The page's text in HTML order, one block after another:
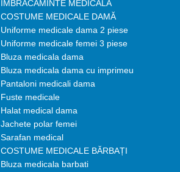
IMBRACAMINTE MEDICALA
COSTUME MEDICALE DAMĂ
Uniforme medicale dama 2 piese
Uniforme medicale femei 3 piese
Bluza medicala dama
Bluza medicala dama cu imprimeu
Pantaloni medicali dama
Fuste medicale
Halat medical dama
Jachete polar femei
Sarafan medical
COSTUME MEDICALE BĂRBAȚI
Bluza medicala barbati